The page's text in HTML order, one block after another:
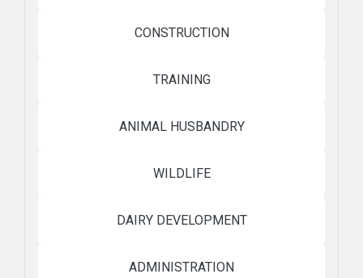
CONSTRUCTION
TRAINING
ANIMAL HUSBANDRY
WILDLIFE
DAIRY DEVELOPMENT
ADMINISTRATION